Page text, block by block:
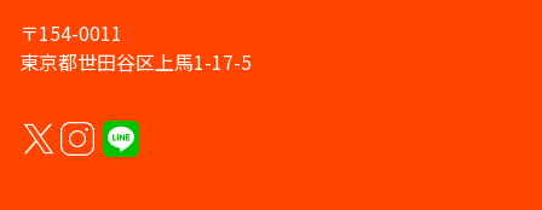
〒154-0011
東京都世田谷区上馬1-17-5